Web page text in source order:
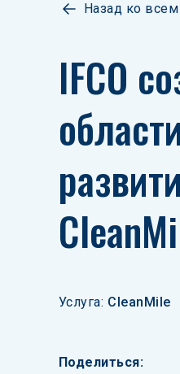
Назад ко
IFCO
Услуга: CleanMile
Поделиться: